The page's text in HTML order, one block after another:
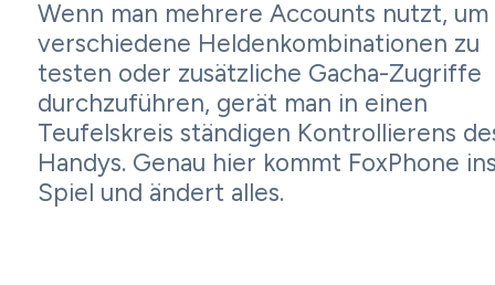
Wenn man mehrere Accounts nutzt, um
verschiedene Heldenkombinationen zu
testen oder zusätzliche Gacha-Zugriffe
durchzuführen, gerät man in einen
Teufelskreis ständigen Kontrollierens
Handys. Genau hier kommt FoxPhone
Spiel und ändert alles.